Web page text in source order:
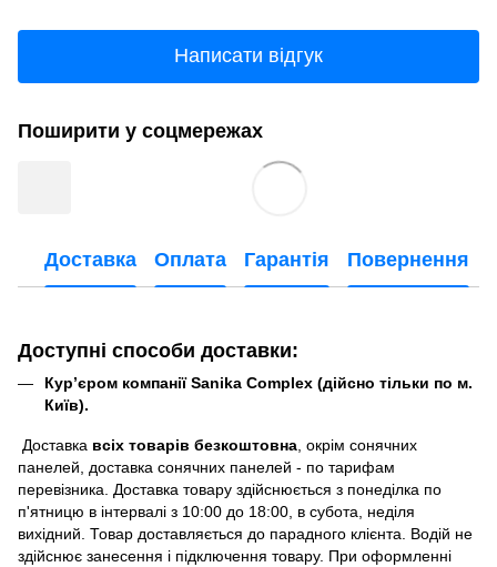
Написати відгук
Поширити у соцмережах
Доставка Оплата Гарантія Повернення
Доступні способи доставки:
Кур’єром компанії Sanika Complex (дійсно тільки по м.
Київ).
Доставка всіх товарів безкоштовна , окрім сонячних
панелей, доставка сонячних панелей - по тарифам
перевізника. Доставка товару здійснюється з понеділка по
п'ятницю в інтервалі з 10:00 до 18:00, в субота, неділя
вихідний. Товар доставляється до парадного клієнта. Водій не
здійснює занесення і підключення товару. При оформленні